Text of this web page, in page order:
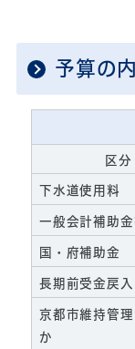
予算の
区分
下水道使用料
一般会計補助金
国・府補助金
長期前受金戻入
京都市維持管
か